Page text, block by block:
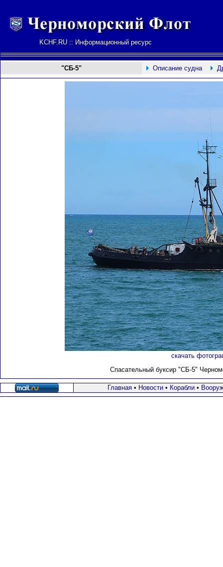
KCHF.RU :: Информационный ресурс
"СБ-5" Описание судна
скачать
Спасательный буксир "СБ-5"
Главная• Новости• Корабли•